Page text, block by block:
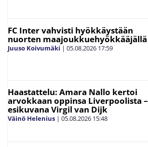
FC Inter vahvisti hyökkäystään
nuorten maajoukkuehyökkääjällä
Juuso Koivumäki | 05.08.2026 17:59
Haastattelu: Amara Nallo kertoi
arvokkaan oppinsa Liverpoolista –
esikuvana Virgil van Dijk
Väinö Helenius | 05.08.2026 15:48